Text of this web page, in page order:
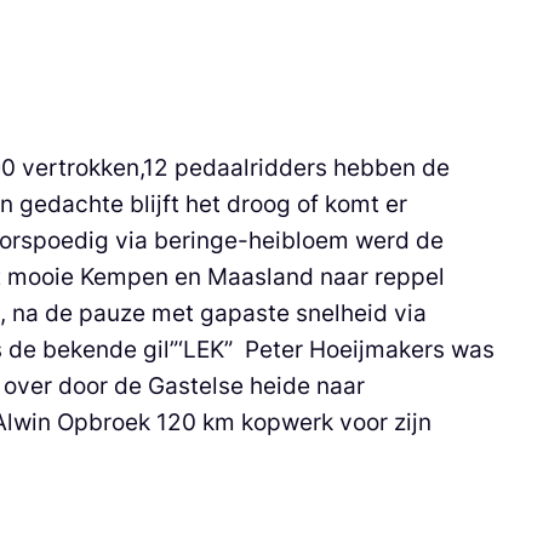
vertrokken,12 pedaalridders hebben de
gedachte blijft het droog of komt er
via beringe-heibloem werd de
Kempen en Maasland naar reppel
de pauze met gapaste snelheid via
bekende gil”‘LEK” Peter Hoeijmakers was
door de Gastelse heide naar
Opbroek 120 km kopwerk voor zijn